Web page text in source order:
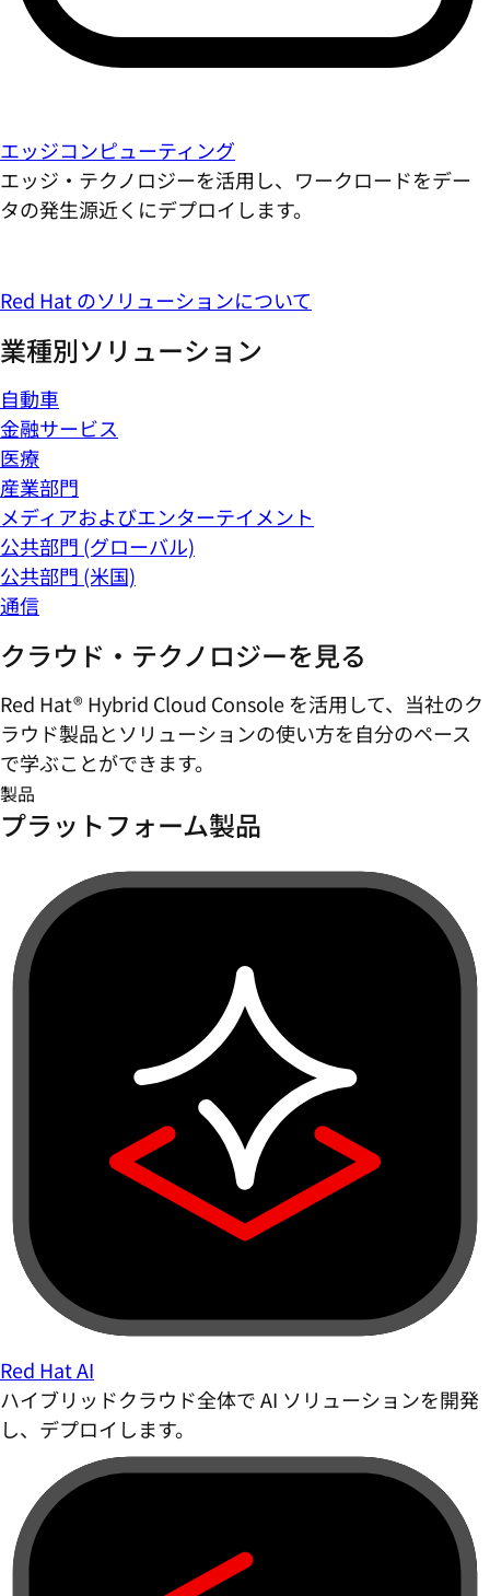
エッジコンピューティング
エッジ・テクノロジーを活用し、ワークロードをデー
タの発生源近くにデプロイします。
Red Hat のソリューションについて
業種別ソリューション
自動車
金融サービス
医療
産業部門
メディアおよびエンターテイメント
公共部門 (グローバル)
公共部門 (米国)
通信
クラウド・テクノロジーを見る
Red Hat® Hybrid Cloud Console を活用して、当社のク
ラウド製品とソリューションの使い方を自分のペース
で学ぶことができます。
製品
プラットフォーム製品
Red Hat AI
ハイブリッドクラウド全体で AI ソリューションを開発
し、デプロイします。